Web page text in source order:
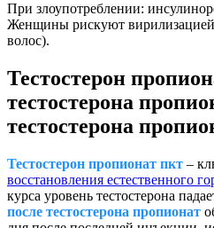
При злоупотреблении:
Женщины рискуют вирилизацией
волос).
Тестостерон
тестостерона
тестостерона
Тестостерон пропионат пкт –
восстановления естественного
курса уровень тестостерона
после тестостерона пропионат